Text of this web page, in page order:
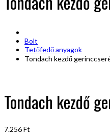
Bolt
Tetőfedő anyagok
Tondach kezdő
Tondach kezdő
7.256Ft